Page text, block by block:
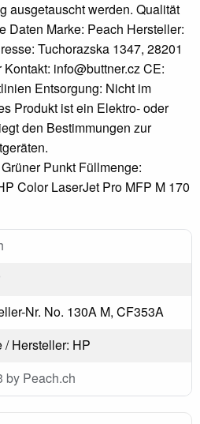
ausgetauscht werden. Qualität
Daten Marke: Peach Hersteller:
Tuchorazska 1347, 28201
info@buttner.cz CE:
Entsorgung: Nicht im
Produkt ist ein Elektro- oder
den Bestimmungen zur
Punkt Füllmenge:
Color LaserJet Pro MFP M 170
Nr. No. 130A M, CF353A
/ Hersteller: HP
by Peach.ch